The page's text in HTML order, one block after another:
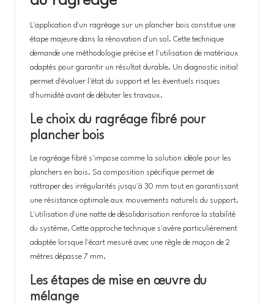
L'application d'un ragréage sur un plancher bois constitue une
étape majeure dans la rénovation d'un sol. Cette technique
demande une méthodologie précise et l'utilisation de matériaux
adaptés pour garantir un résultat durable. Un diagnostic initial
permet d'évaluer l'état du support et les éventuels risques
d'humidité avant de débuter les travaux.
Le choix du ragréage fibré pour
plancher bois
Le ragréage fibré s'impose comme la solution idéale pour les
planchers en bois. Sa composition spécifique permet de
rattraper des irrégularités jusqu'à 30 mm tout en garantissant
une résistance optimale aux mouvements naturels du support.
L'utilisation d'une natte de désolidarisation renforce la stabilité
du système. Cette approche technique s'avère particulièrement
adaptée lorsque l'écart mesuré avec une règle de maçon de 2
mètres dépasse 7 mm.
Les étapes de mise en œuvre du
mélange